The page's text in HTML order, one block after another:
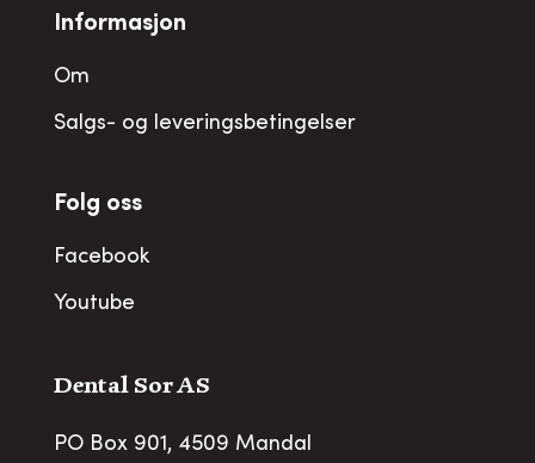
Informasjon
Om
Salgs- og leveringsbetingelser
Folg oss
Facebook
Youtube
Dental Sor AS
PO Box 901, 4509 Mandal